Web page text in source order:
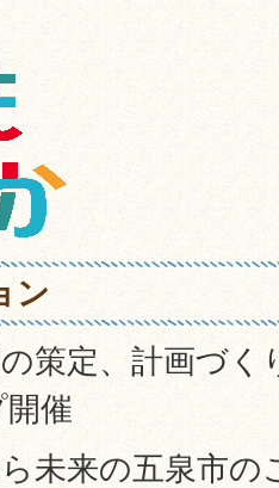
ン
策定、計画づ
催
未来の五泉市の